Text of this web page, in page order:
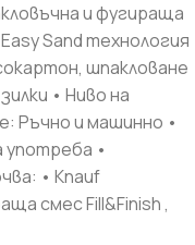
и фугираща
Sand технология
шпакловане
• Ниво на
Ръчно и машинно •
•
• Knauf
смес Fill&Finish ,